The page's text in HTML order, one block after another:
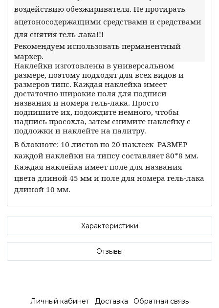
воздействию обезжиривателя. Не протирать
ацетоносодержащими средствами и средствами
для снятия гель-лака!!!
Рекомендуем использовать перманентный
маркер.
Наклейки изготовлены в универсальном
размере, поэтому подходят для всех видов и
размеров типс. Каждая наклейка имеет
достаточно широкие поля для подписи
названия и номера гель-лака. Просто
подпишите их, подождите немного, чтобы
надпись просохла, затем снимите наклейку с
подложки и наклейте на палитру.
В блокноте: 10 листов по 20 наклеек РАЗМЕР
каждой наклейки на типсу составляет 80*8 мм.
Каждая наклейка имеет поле для названия
цвета длиной 45 мм и поле для номера гель-лака
длиной 10 мм.
Характеристики
Отзывы
Личный кабинет Доставка Обратная связь